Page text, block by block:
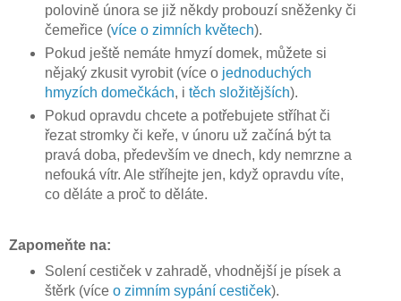
polovině února se již někdy probouzí sněženky či
čemeřice (více o zimních květech).
Pokud ještě nemáte hmyzí domek, můžete si
nějaký zkusit vyrobit (více ojednoduchých
hmyzích domečkách, i těch složitějších).
Pokud opravdu chcete a potřebujete stříhat či
řezat stromky či keře, v únoru už začíná být ta
pravá doba, především ve dnech, kdy nemrzne a
nefouká vítr. Ale stříhejte jen, když opravdu víte,
co děláte a proč to děláte.
Zapomeňte na:
Solení cestiček v zahradě, vhodnější je písek a
štěrk (více o zimním sypání cestiček).